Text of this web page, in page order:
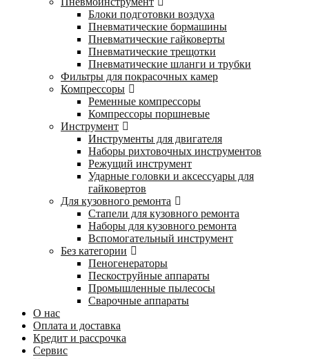
Блоки подготовки воздуха
Пневматические бормашины
Пневматические гайковерты
Пневматические трещотки
Пневматические шланги и трубки
Фильтры для покрасочных камер
Компрессоры
Ременные компрессоры
Компрессоры поршневые
Инструмент
Инструменты для двигателя
Наборы рихтовочных инструментов
Режущий инструмент
Ударные головки и аксессуары для
гайковертов
Для кузовного ремонта
Стапели для кузовного ремонта
Наборы для кузовного ремонта
Вспомогательный инструмент
Без категории
Пеногенераторы
Пескоструйные аппараты
Промышленные пылесосы
Сварочные аппараты
О нас
Оплата и доставка
Кредит и рассрочка
Сервис